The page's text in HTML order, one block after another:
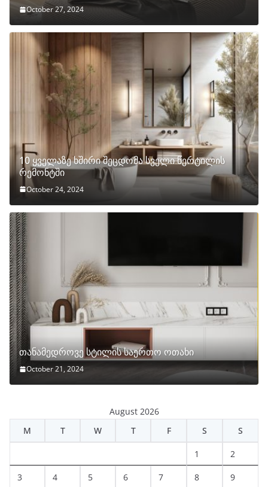
October 27, 2024
10 ყველაზე ხშირი შეცდომა სველი წერტილის
რემონტში
October 24, 2024
თანამედროვე სტილის საერთო ოთახი
October 21, 2024
August 2026
M
T W T F S S
1 2
3 4 5 6 7 8 9